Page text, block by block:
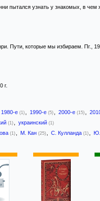
пытался узнать у знакомых, в чем
Пути, которые мы избираем. Пг.,
г.
1980-е (1) 1990-е (5) 2000-е (15)
(1) украинский (1)
(1) М. Кан (25) С. Кулланда (1) Ю.